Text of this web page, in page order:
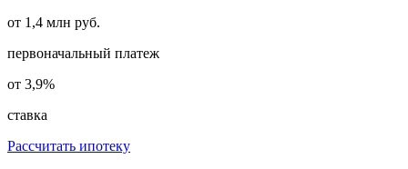
от 1,4 млн руб.
первоначальный платеж
от 3,9%
ставка
Рассчитать ипотеку